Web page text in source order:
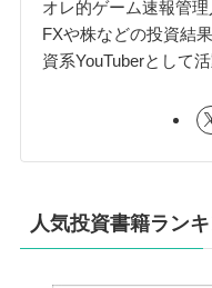
オレ的ゲーム速報管理
FXや株などの投資結
資系YouTuberとして
人気投資書籍ラン